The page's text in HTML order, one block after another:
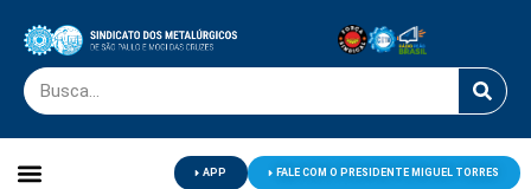
APP FALE COM O PRESIDENTE MIGUEL TORRES